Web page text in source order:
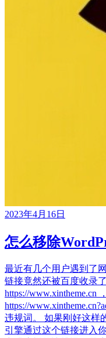
2023年4月16日
怎么移除
最近有几个用户遇到了
链接竟然还被百度收录
https://www.xintheme.cn
https://
违规词。 如果刚好这样
引擎通过这个链接进入